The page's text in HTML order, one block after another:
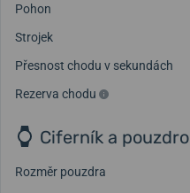
Pohon
Strojek
Přesnost chodu v sekundách
Rezerva chodu
Ciferník a pouzdro
Rozměr pouzdra